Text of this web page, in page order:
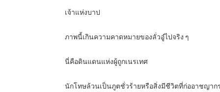
เจ้าแห่งบาป
ภาพนี้เกินความคาดหมายของลั่วอู๋ไปจริง ๆ
นี่คือดินแดนแห่งผู้ถูกเนรเทศ
นักโทษล้วนเป็นภูตชั่วร้ายหรือสิ่งมีชีวิตที่ก่ออาชญาก